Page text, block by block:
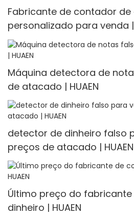
Fabricante de contador de
personalizado para venda |
Máquina detectora de
de atacado | HUAEN
detector de dinheiro falso
preços de atacado | HUAEN
Último preço do
dinheiro | HUAEN